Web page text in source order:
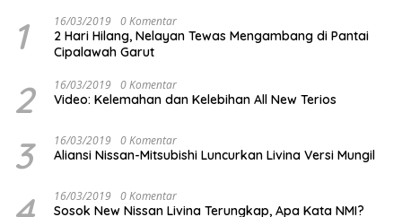
1 16/03/2019 0 Komentar
2 Hari Hilang, Nelayan Tewas Mengambang di Pantai
Cipalawah Garut
2 16/03/2019 0 Komentar
Video: Kelemahan dan Kelebihan All New Terios
3 16/03/2019 0 Komentar
Aliansi Nissan-Mitsubishi Luncurkan Livina Versi Mungil
16/03/2019 0 Komentar
Sosok New Nissan Livina Terungkap, Apa Kata NMI?